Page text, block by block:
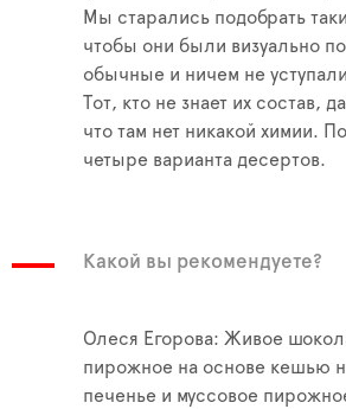
Мы старались подобрать
чтобы они были визуально
обычные и ничем не
Тот, кто не знает их состав,
что там нет никакой химии.
четыре варианта десертов.
Какой вы рекомендуете?
Олеся Егорова: Живое
пирожное на основе кешью
печенье и муссовое